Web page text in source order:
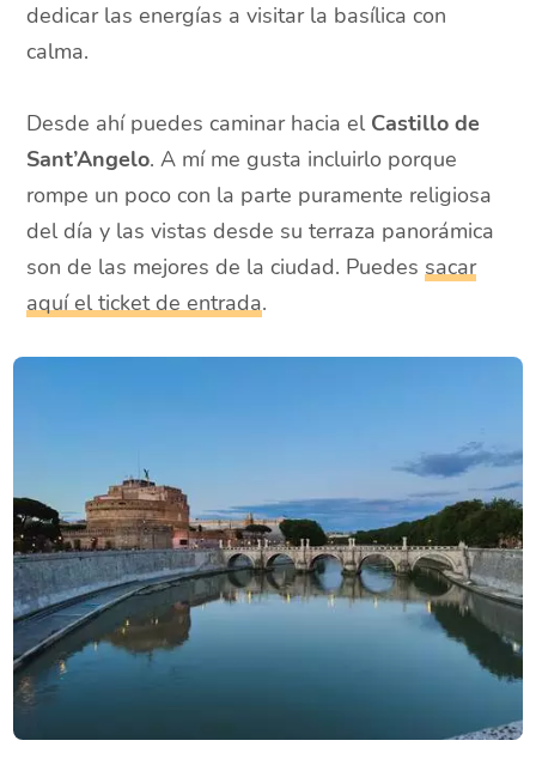
dedicar las energías a visitar la basílica con
calma.
Desde ahí puedes caminar hacia el Castillo de
Sant’Angelo. A mí me gusta incluirlo porque
rompe un poco con la parte puramente religiosa
del día y las vistas desde su terraza panorámica
son de las mejores de la ciudad. Puedessacar
aquí el ticket de entrada.